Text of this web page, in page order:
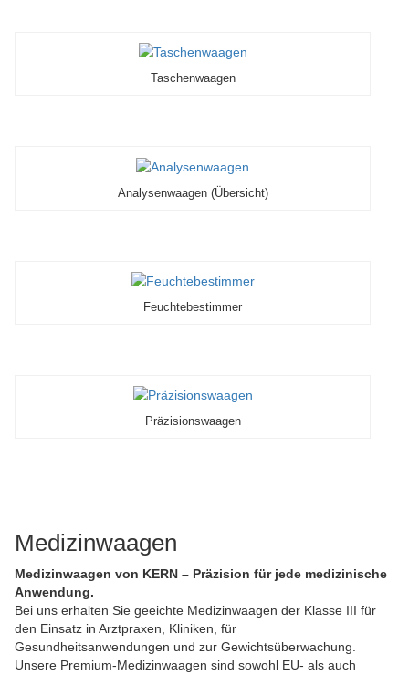
Taschenwaagen
Analysenwaagen (Übersicht)
Feuchtebestimmer
Präzisionswaagen
Medizinwaagen
Medizinwaagen von KERN – Präzision für jede medizinische
Anwendung.
Bei uns erhalten Sie geeichte Medizinwaagen der Klasse III für
den Einsatz in Arztpraxen, Kliniken, für
Gesundheitsanwendungen und zur Gewichtsüberwachung.
Unsere Premium-Medizinwaagen sind sowohl EU- als auch